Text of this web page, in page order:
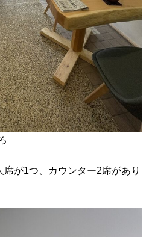
が1つ、カウンター2席があり